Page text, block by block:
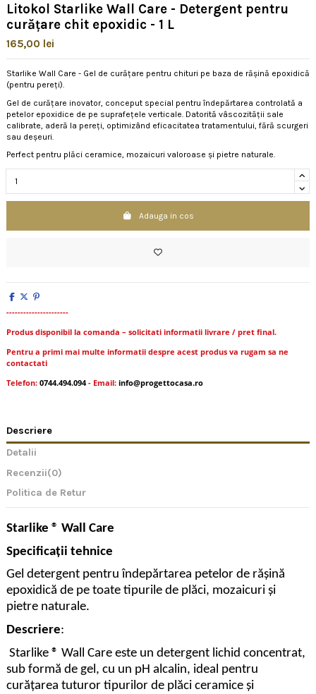
Litokol Starlike Wall Care - Detergent pentru
curățare chit epoxidic - 1 L
165,00 lei
Starlike Wall Care - Gel de curățare pentru chituri pe baza de rășină epoxidică
(pentru pereți).
Gel de curățare inovator, conceput special pentru îndepărtarea controlată a
petelor epoxidice de pe suprafețele verticale. Datorită vâscozității sale
calibrate, aderă la pereți, optimizând eficacitatea tratamentului, fără scurgeri
sau deșeuri.
Perfect pentru plăci ceramice, mozaicuri valoroase și pietre naturale.
Adauga in cos
----------------------
Produs disponibil la comanda – solicitati informatii livrare / pret final.
Pentru a primi mai multe informatii despre acest produs va rugam sa ne
contactati
Telefon: 0744.494.094- Email: info@progettocasa.ro
Descriere
Detalii
Recenzii(0)
Politica de Retur
Starlike ® Wall Care
Specificații tehnice
Gel detergent pentru îndepărtarea petelor de rășină
epoxidică de pe toate tipurile de plăci, mozaicuri și
pietre naturale.
Descriere:
Starlike ® Wall Care este un detergent lichid concentrat,
sub formă de gel, cu un pH alcalin, ideal pentru
curățarea tuturor tipurilor de plăci ceramice și